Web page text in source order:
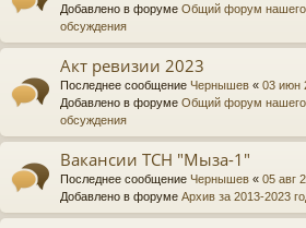
Добавлено в форуме Общий форум нашего
обсуждения
Акт ревизии 2023
Последнее сообщение Чернышев « 03 июн
Добавлено в форуме Общий форум нашего
обсуждения
Вакансии ТСН "Мыза-1"
Последнее сообщение Чернышев « 05 авг
Добавлено в форуме Архив за 2013-2023